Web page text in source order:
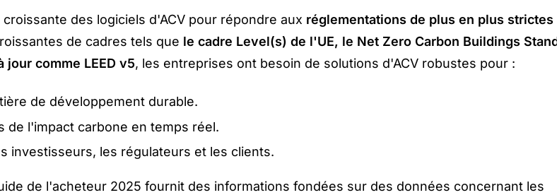
des logiciels d'ACV pour répondre aux réglementations de plus en plus strictes
de cadres tels que le cadre Level(s) de l'UE, le Net Zero Carbon Buildings
comme LEED v5, les entreprises ont besoin de solutions d'ACV robustes pour :
de développement durable.
de l'impact carbone en temps réel.
investisseurs, les régulateurs et les clients.
de l'acheteur 2025 fournit des informations fondées sur des données concernant les